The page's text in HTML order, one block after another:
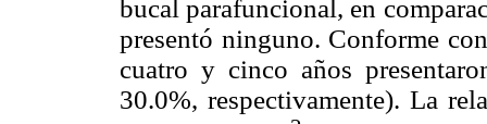
bucal parafuncional, en
presentó ninguno. Conforme
cuatro y cinco años
30.0%, respectivamente). La